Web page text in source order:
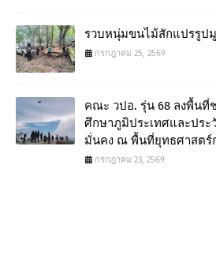
รวบหนุ่มขนไม้สักแปรรูป
กรกฎาคม 25, 2569
คณะ วปอ. รุ่น 68 ลงพื้นที่
ศึกษาภูมิประเทศและปร
มั่นคง ณ พื้นที่ยุทธศาสตร์
กรกฎาคม 23, 2569